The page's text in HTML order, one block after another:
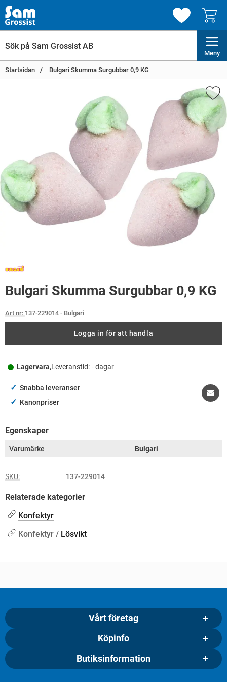
Meny
Startsidan Bulgari Skumma Surgubbar 0,9 KG
Bulgari Skumma Surgubbar 0,9 KG
Art nr: 137-229014 - Bulgari
Logga in för att handla
Lagervara,Leveranstid: - dagar
✓ Snabba leveranser
✓ Kanonpriser
Egenskaper
Varumärke Bulgari
SKU: 137-229014
Relaterade kategorier
Konfektyr
Konfektyr / Lösvikt
Vårt företag
Köpinfo
Butiksinformation